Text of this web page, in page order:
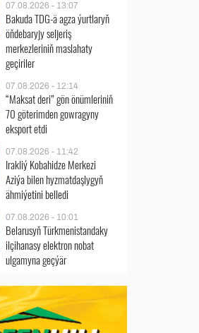
07.08.2026 - 13:07
Bakuda TDG-ä agza ýurtlaryň
öňdebaryjy seljeriş
merkezleriniň maslahaty
geçiriler
07.08.2026 - 12:14
“Maksat deri” gön önümleriniň
70 göterimden gowragyny
eksport etdi
07.08.2026 - 11:42
Irakliý Kobahidze Merkezi
Aziýa bilen hyzmatdaşlygyň
ähmiýetini belledi
07.08.2026 - 10:01
Belarusyň Türkmenistandaky
ilçihanasy elektron nobat
ulgamyna geçýär